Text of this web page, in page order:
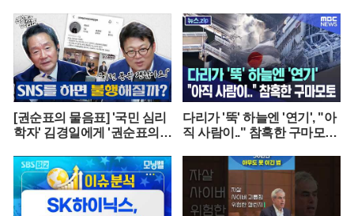
[권순표의 물음표] '국민 심리
학자' 김경일에게 '권순표의
다리가 '뚝' 하늘엔 '연기', "아
직 사람이.." 참혹한 구마모토